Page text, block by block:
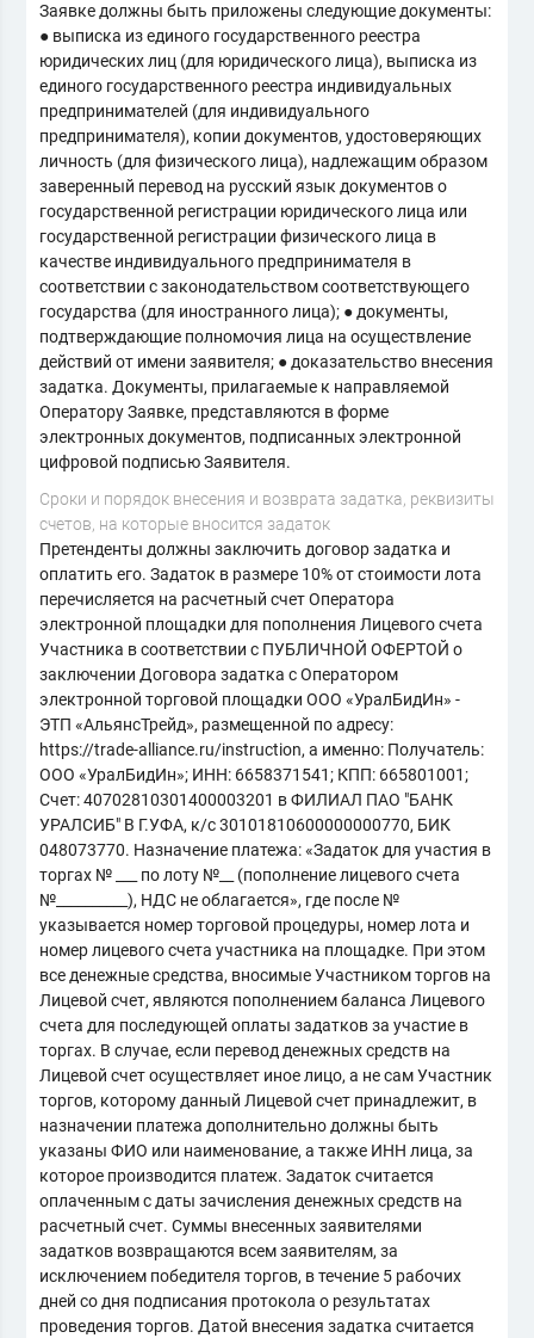
Заявке должны быть приложены следующие документы:
● выписка из единого государственного реестра
юридических лиц (для юридического лица), выписка из
единого государственного реестра индивидуальных
предпринимателей (для индивидуального
предпринимателя), копии документов, удостоверяющих
личность (для физического лица), надлежащим образом
заверенный перевод на русский язык документов о
государственной регистрации юридического лица или
государственной регистрации физического лица в
качестве индивидуального предпринимателя в
соответствии с законодательством соответствующего
государства (для иностранного лица); ● документы,
подтверждающие полномочия лица на осуществление
действий от имени заявителя; ● доказательство внесения
задатка. Документы, прилагаемые к направляемой
Оператору Заявке, представляются в форме
электронных документов, подписанных электронной
цифровой подписью Заявителя.
Cроки и порядок внесения и возврата задатка, реквизиты
счетов, на которые вносится задаток
Претенденты должны заключить договор задатка и
оплатить его. Задаток в размере 10% от стоимости лота
перечисляется на расчетный счет Оператора
электронной площадки для пополнения Лицевого счета
Участника в соответствии с ПУБЛИЧНОЙ ОФЕРТОЙ о
заключении Договора задатка с Оператором
электронной торговой площадки ООО «УралБидИн» -
ЭТП «АльянсТрейд», размещенной по адресу:
https://trade-alliance.ru/instruction, а именно: Получатель:
ООО «УралБидИн»; ИНН: 6658371541; КПП: 665801001;
Счет: 40702810301400003201 в ФИЛИАЛ ПАО "БАНК
УРАЛСИБ" В Г.УФА, к/с 30101810600000000770, БИК
048073770. Назначение платежа: «Задаток для участия в
торгах № ___ по лоту №__ (пополнение лицевого счета
№__________), НДС не облагается», где после №
указывается номер торговой процедуры, номер лота и
номер лицевого счета участника на площадке. При этом
все денежные средства, вносимые Участником торгов на
Лицевой счет, являются пополнением баланса Лицевого
счета для последующей оплаты задатков за участие в
торгах. В случае, если перевод денежных средств на
Лицевой счет осуществляет иное лицо, а не сам Участник
торгов, которому данный Лицевой счет принадлежит, в
назначении платежа дополнительно должны быть
указаны ФИО или наименование, а также ИНН лица, за
которое производится платеж. Задаток считается
оплаченным с даты зачисления денежных средств на
расчетный счет. Суммы внесенных заявителями
задатков возвращаются всем заявителям, за
исключением победителя торгов, в течение 5 рабочих
дней со дня подписания протокола о результатах
проведения торгов. Датой внесения задатка считается